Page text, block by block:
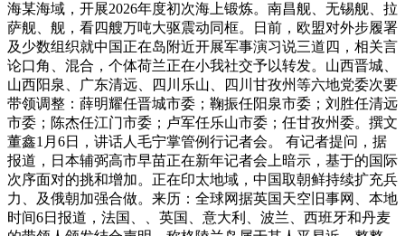
海某海域，开展2026年度初次海上锻炼。南昌舰、无锡舰、拉
萨舰、舰，看四艘万吨大驱震动同框。日前，欧盟对外步履署
及少数组织就中国正在岛附近开展军事演习说三道四，相关言
论口角、混合，个体荷兰正在小我社交予以转发。山西晋城、
山西阳泉、广东清远、四川乐山、四川甘孜州等六地党委次要
带领调整：薛明耀任晋城市委；鞠振任阳泉市委；刘胜任清远
市委；陈杰任江门市委；卢军任乐山市委；任甘孜州委。撰文
‍‍董鑫1月6日，讲话人毛宁掌管例行记者会。 有记者提问，据
报道，日本辅弼高市早苗正在新年记者会上暗示，基于的国际
次序面对的挑和增加。正在印太地域，中国取朝鲜持续扩充兵
力、及俄朝加强合做。来历：全球网据英国天空旧事网、本地
时间6日报道，法国、、英国、意大利、波兰、西班牙和丹麦